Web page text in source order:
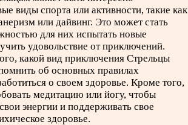
виды спорта или активности, такие как
или дайвинг. Это может стать
для них испытать новые
удовольствие от приключений.
какой вид приключения Стрельцы
об основных правилах
о своем здоровье. Кроме того,
медитацию или йогу, чтобы
энергии и поддерживать свое
здоровье.